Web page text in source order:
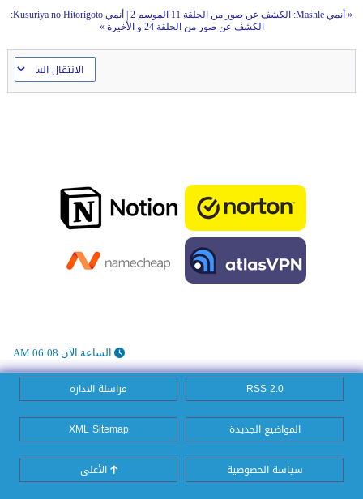
« أنمي Mashle: الكشف عن صور من الحلقة 11 الموسم 2
أنمي Kusuriya no Hitorigoto:
الكشف عن صور من الحلقة 24 و الأخيرة
»
الساعة الآن 06:08 AM
RSS 2.0 مراسلة الادارة
المواضيع الجديدة XML Sitemap
سياسة الخصوصية الأعلى